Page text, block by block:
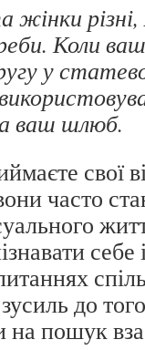
жінки різні,
Коли
у
ваш шлюб.
свої
часто
себе
до
на пошук